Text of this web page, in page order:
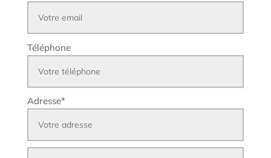
Téléphone
Adresse*